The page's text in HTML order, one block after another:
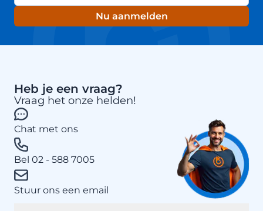
Nu aanmelden
Heb je een vraag?
Vraag het onze helden!
Chat met ons
Bel 02 - 588 7005
Stuur ons een email